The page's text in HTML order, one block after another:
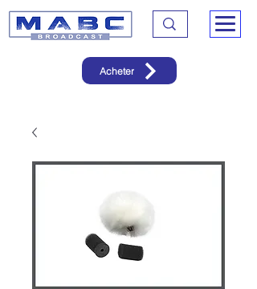
Acheter